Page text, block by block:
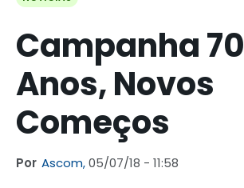
Campanha 70
Anos, Novos
Começos
Por Ascom,05/07/18 - 11:58